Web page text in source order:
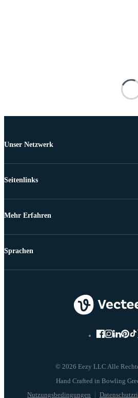
Unser Netzwerk
Seitenlinks
Mehr Erfahren
© 2026 Eezy LLC Alle
Nutzungsbedingungen
Sprachen